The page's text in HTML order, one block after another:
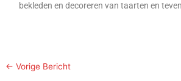
bekleden en decoreren van taarten en
← Vorige Bericht